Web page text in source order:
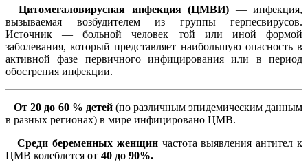
Цитомегаловирусная инфекция (ЦМВИ) — инфекция,
вызываемая возбудителем из группы герпесвирусов.
Источник — больной человек той или иной формой
заболевания, который представляет наибольшую опасность в
активной фазе первичного инфицирования или в период
обострения инфекции.
От 20 до 60 % детей(по различным эпидемическим данным
в разных регионах) в мире инфицировано ЦМВ.
Среди беременных женщинчастота выявления антител к
ЦМВ колеблется от 40 до 90%.